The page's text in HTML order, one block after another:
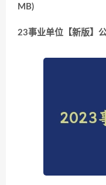
MB)
23事业单位【新版】